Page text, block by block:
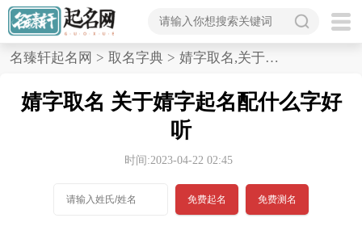
首
宝
名臻轩起名网 > 取名字典 > 婧字取名,关于婧字起名配什么字好听
婧字取名 关于婧字起名配什么字好
听
时间:2023-04-22 02:45
免费起名 免费测名